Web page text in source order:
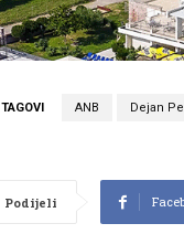
TAGOVI ANB Dejan
Podijeli